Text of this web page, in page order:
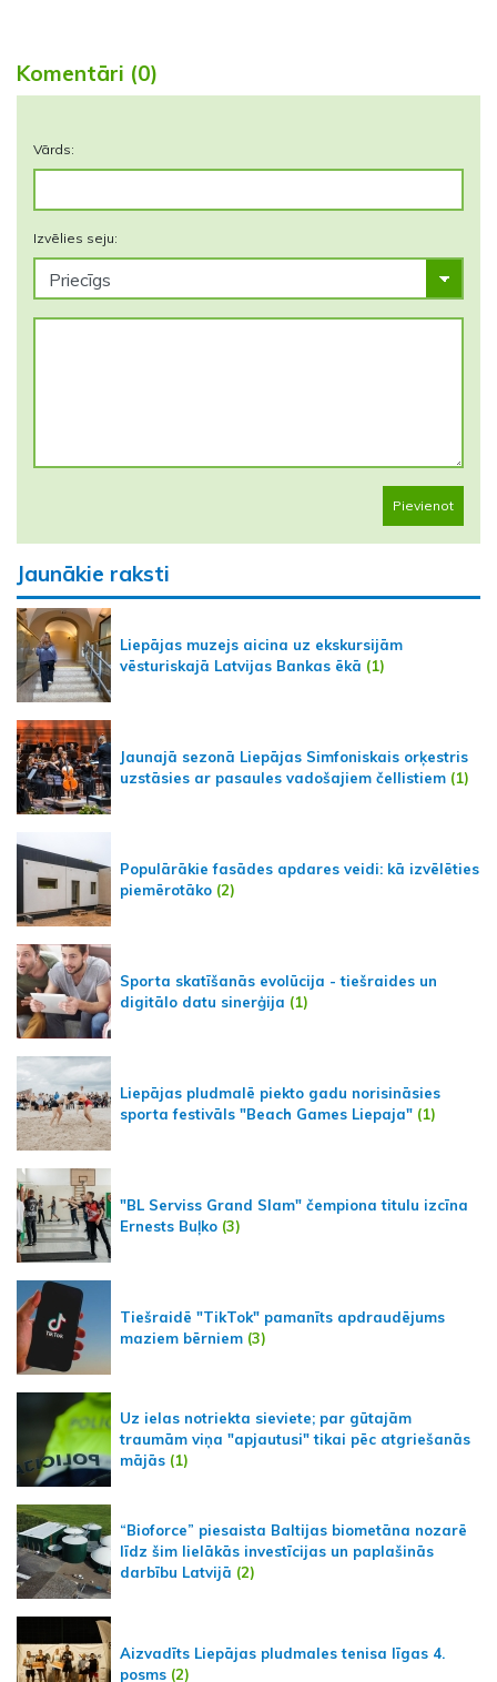
Komentāri (0)
Vārds:
Izvēlies seju:
Pievienot
Jaunākie raksti
Liepājas muzejs aicina uz ekskursijām
vēsturiskajā Latvijas Bankas ēkā (1)
Jaunajā sezonā Liepājas Simfoniskais orķestris
uzstāsies ar pasaules vadošajiem čellistiem (1)
Populārākie fasādes apdares veidi: kā izvēlēties
piemērotāko (2)
Sporta skatīšanās evolūcija - tiešraides un
digitālo datu sinerģija (1)
Liepājas pludmalē piekto gadu norisināsies
sporta festivāls "Beach Games Liepaja" (1)
"BL Serviss Grand Slam" čempiona titulu izcīna
Ernests Buļko (3)
Tiešraidē "TikTok" pamanīts apdraudējums
maziem bērniem (3)
Uz ielas notriekta sieviete; par gūtajām
traumām viņa "apjautusi" tikai pēc atgriešanās
mājās (1)
“Bioforce” piesaista Baltijas biometāna nozarē
līdz šim lielākās investīcijas un paplašinās
darbību Latvijā (2)
Aizvadīts Liepājas pludmales tenisa līgas 4.
posms (2)